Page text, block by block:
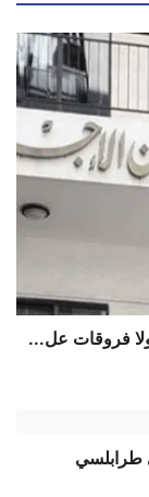
فروقات عل...
طرابلسي